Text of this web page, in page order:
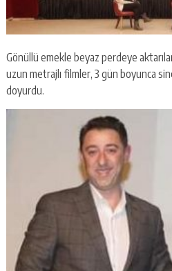
Gönüllü emekle beyaz perdeye
uzun metrajlı filmler, 3 gün boyunca
doyurdu.